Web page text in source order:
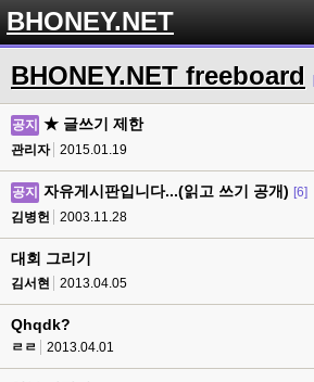
BHONEY.NET
BHONEY.NET freeboard
공지 ★ 글쓰기 제한
관리자 2015.01.19
공지 자유게시판입니다...(읽고 쓰기 공개) [6]
김병헌
2003.11.28
대회 그리기
김서현 2013.04.05
Qhqdk?
ㄹㄹ 2013.04.01